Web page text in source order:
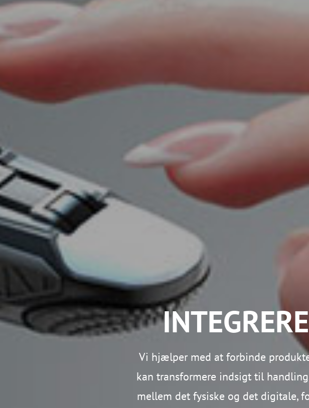
Vi hjælper med at forbinde
kan transformere indsigt til
mellem det fysiske og det digitale,